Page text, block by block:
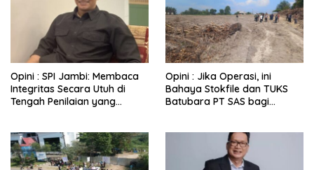
Opini : SPI Jambi: Membaca
Integritas Secara Utuh di
Tengah Penilaian yang
Opini : Jika Operasi, ini
Bahaya Stokfile dan TUKS
Batubara PT SAS bagi